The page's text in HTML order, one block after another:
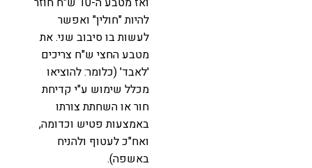
להיות "חולין" ואפשר
לעשות בו סיבוב שני. את
מטבע החצי ש"ח צריכים
'לאבד' (כלומר: להוציאו
מכלל שימוש ע"י קדיחת
חור או השחתת צורתו
באמצעות פטיש וכדומה,
ואח"כ לעטוף ולהניח
באשפה).